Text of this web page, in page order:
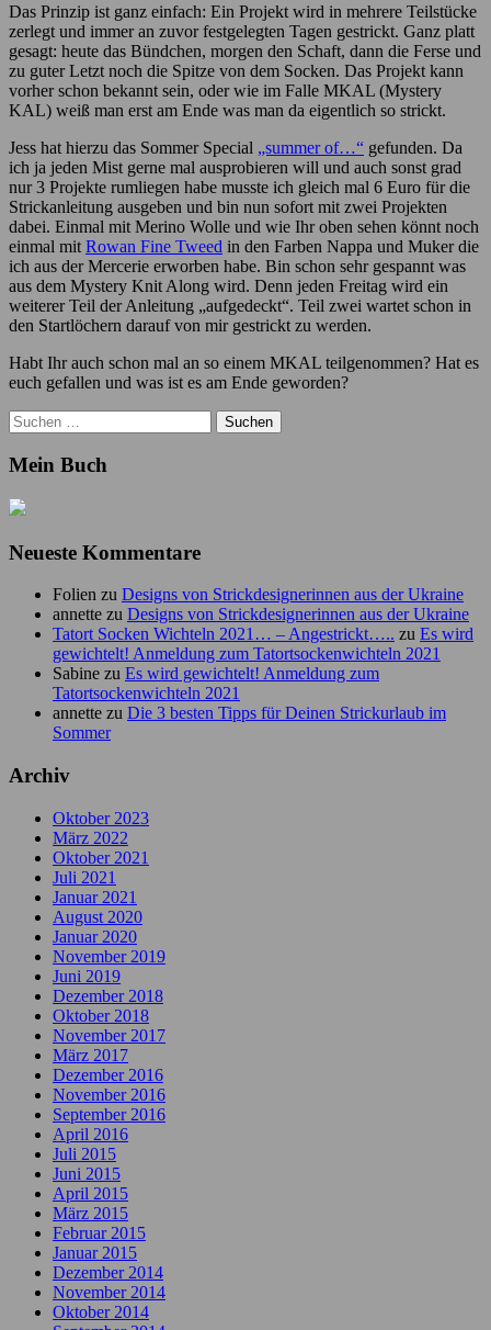
Das Prinzip ist ganz einfach: Ein Projekt wird in mehrere Teilstücke
zerlegt und immer an zuvor festgelegten Tagen gestrickt. Ganz platt
gesagt: heute das Bündchen, morgen den Schaft, dann die Ferse und
zu guter Letzt noch die Spitze von dem Socken. Das Projekt kann
vorher schon bekannt sein, oder wie im Falle MKAL (Mystery
KAL) weiß man erst am Ende was man da eigentlich so strickt.
Jess hat hierzu das Sommer Special „summer of…“ gefunden. Da
ich ja jeden Mist gerne mal ausprobieren will und auch sonst grad
nur 3 Projekte rumliegen habe musste ich gleich mal 6 Euro für die
Strickanleitung ausgeben und bin nun sofort mit zwei Projekten
dabei. Einmal mit Merino Wolle und wie Ihr oben sehen könnt noch
einmal mit Rowan Fine Tweed in den Farben Nappa und Muker die
ich aus der Mercerie erworben habe. Bin schon sehr gespannt was
aus dem Mystery Knit Along wird. Denn jeden Freitag wird ein
weiterer Teil der Anleitung „aufgedeckt“. Teil zwei wartet schon in
den Startlöchern darauf von mir gestrickt zu werden.
Habt Ihr auch schon mal an so einem MKAL teilgenommen? Hat es
euch gefallen und was ist es am Ende geworden?
Suchen
nach:
Mein Buch
Neueste Kommentare
Folien zu Designs von Strickdesignerinnen aus der Ukraine
annette zu Designs von Strickdesignerinnen aus der Ukraine
Tatort Socken Wichteln 2021… – Angestrickt….. zu Es wird
gewichtelt! Anmeldung zum Tatortsockenwichteln 2021
Sabine zu Es wird gewichtelt! Anmeldung zum
Tatortsockenwichteln 2021
annette zu Die 3 besten Tipps für Deinen Strickurlaub im
Sommer
Archiv
Oktober 2023
März 2022
Oktober 2021
Juli 2021
Januar 2021
August 2020
Januar 2020
November 2019
Juni 2019
Dezember 2018
Oktober 2018
November 2017
März 2017
Dezember 2016
November 2016
September 2016
April 2016
Juli 2015
Juni 2015
April 2015
März 2015
Februar 2015
Januar 2015
Dezember 2014
November 2014
Oktober 2014